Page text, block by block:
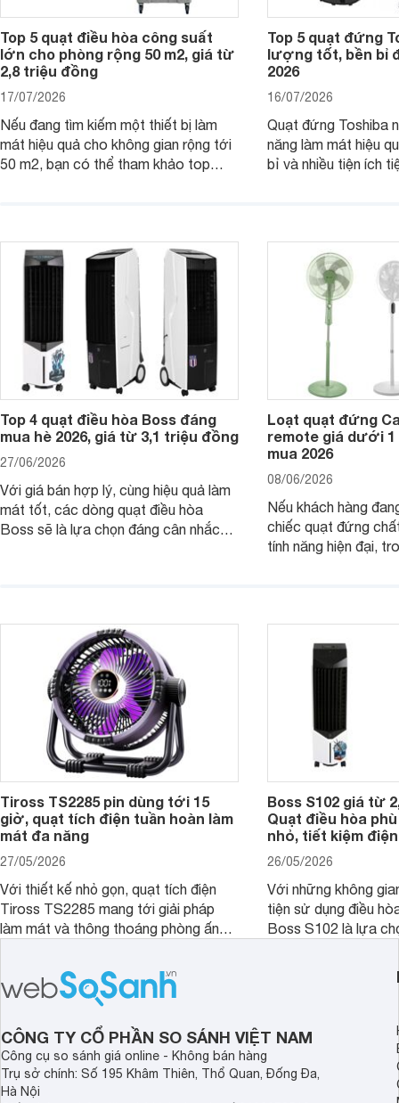
Top 5 quạt điều hòa công suất
lớn cho phòng rộng 50 m2, giá từ
2,8 triệu đồng
17/07/2026
Nếu đang tìm kiếm một thiết bị làm
mát hiệu quả cho không gian rộng tới
50 m2, bạn có thể tham khảo top
Top 5 quạt đứng
lượng tốt, bền bỉ
2026
16/07/2026
Quạt đứng Toshiba
năng làm mát hiệu
bỉ và nhiều tiện ích
Top 4 quạt điều hòa Boss đáng
mua hè 2026, giá từ 3,1 triệu đồng
27/06/2026
Với giá bán hợp lý, cùng hiệu quả làm
mát tốt, các dòng quạt điều hòa
Boss sẽ là lựa chọn đáng cân nhắc
Loạt quạt đứng
remote giá dưới
mua 2026
08/06/2026
Nếu khách hàng
chiếc quạt đứng
tính năng hiện đại,
Tiross TS2285 pin dùng tới 15
giờ, quạt tích điện tuần hoàn làm
mát đa năng
27/05/2026
Với thiết kế nhỏ gọn, quạt tích điện
Tiross TS2285 mang tới giải pháp
làm mát và thông thoáng phòng ấn
đại, đáp ứng tốt nhu cầu của nhiều
khách hàng.
Boss S102 giá từ
Quạt điều hòa
nhỏ, tiết kiệm điện
26/05/2026
Với những không
tiện sử dụng điều
Boss S102 là lựa
kiệm điện và hiệu
đặc biệt khi kết hợp
CÔNG TY CỔ PHẦN SO SÁNH VIỆT NAM
Công cụ so sánh giá online - Không bán hàng
Trụ sở chính: Số 195 Khâm Thiên, Thổ Quan, Đống Đa,
Hà Nội